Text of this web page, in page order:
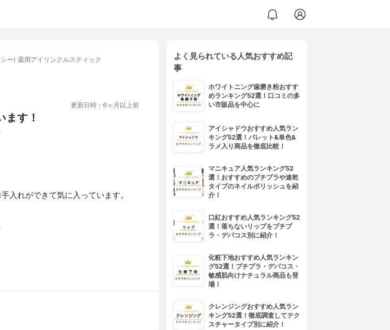
ー) 薬用アイリンクルスティック
更新日時：6ヶ月以上前
ます！
入れができて気に入っています。
よく見られている人気おすすめ記
事
ホワイトニング歯磨き粉おすす
めランキング52選！口コミの多
い市販品を中心に
アイシャドウおすすめ人気ラン
キング52選！パレット&単色&
ラメ入り商品を徹底比較！
マニキュア人気ランキング52
選！おすすめのプチプラや速乾
タイプのネイルポリッシュを紹
介！
口紅おすすめ人気ランキング52
選！落ちないリップをプチプ
ラ・デパコス別に紹介！
化粧下地おすすめ人気ランキン
グ52選！プチプラ・デパコス・
敏感肌向けナチュラル商品も登
場！
クレンジングおすすめ人気ラン
キング52選！徹底調査してテク
スチャータイプ別に紹介！